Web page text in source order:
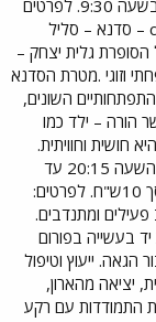
בחניון לב המפרץ (– בסמוך לתחנה המרכזית) בשעה 9:30. לפרטים
. 31.01.05 – סדנא – סליל
גלית יצחק –
וזוגי .מטרת הסדנא
השונים,
הורה – ילד כמו
חושית וחוויתית.
הסדנא מיועדת להורים בלבד ותיערך ביום ב',מהשעה 20:15 עד
- ערב פעילים ומתנדבים.
בעשייה בפורום
ייעוץ וטיפול
יציאה מהארון,
התמודדות עם רקע